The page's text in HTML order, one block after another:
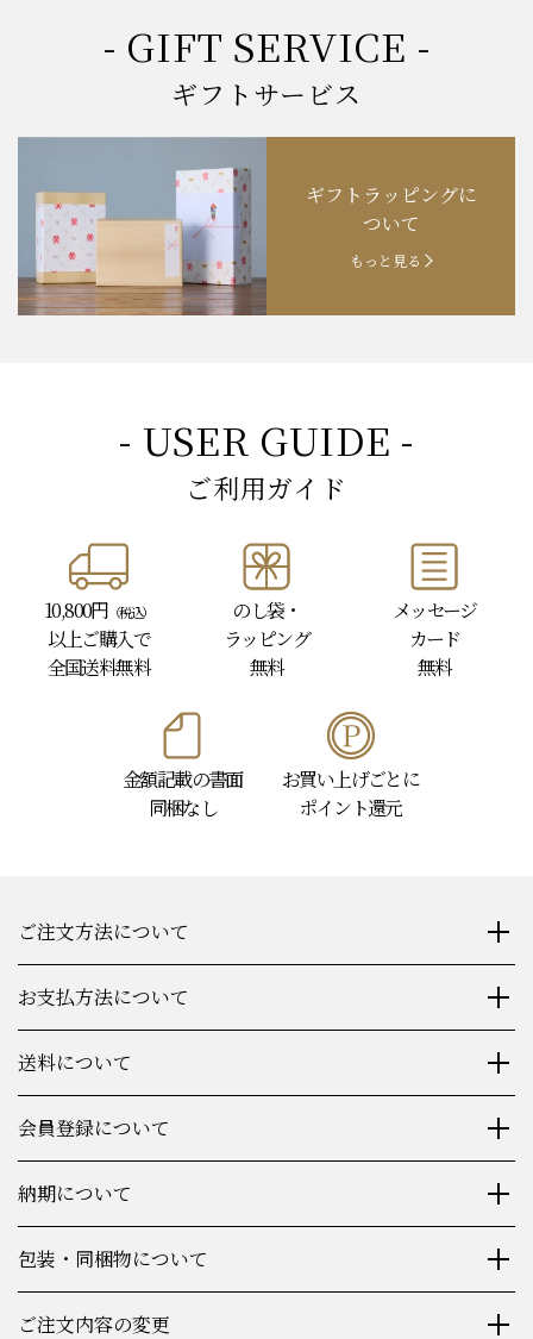
- GIFT SERVICE -
ギフトサービス
ギフトラッピングに
ついて
もっと見る
- USER GUIDE -
ご利用ガイド
10,800円 （税込）
以上ご購入で
全国送料無料
のし袋・
ラッピング
無料
メッセージ
カード
無料
金額記載の書面
同梱なし
お買い上げごとに
ポイント還元
ご注文方法について
お支払方法について
送料について
会員登録について
納期について
包装・同梱物について
ご注文内容の変更